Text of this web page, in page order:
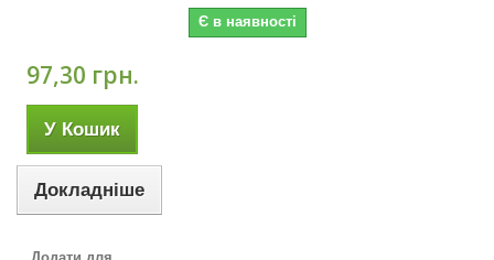
Є в наявності
97,30 грн.
У Кошик
Докладніше